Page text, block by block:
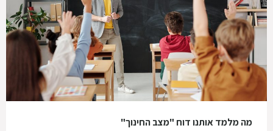
מה מלמד אותנו דוח "מצב החינוך"